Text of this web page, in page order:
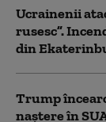
Ucrainenii
rusesc”.
din
Trump
naștere în